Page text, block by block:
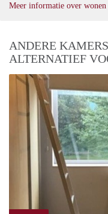
Meer informatie over
ANDERE
ALTERNATIEF